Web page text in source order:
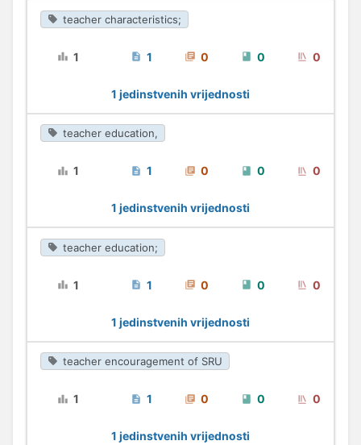
teacher characteristics;
1 1 0 0 0
1 jedinstvenih vrijednosti
teacher education,
1 1 0 0 0
1 jedinstvenih vrijednosti
teacher education;
1 1 0 0 0
1 jedinstvenih vrijednosti
teacher encouragement of SRU
1 1 0 0 0
1 jedinstvenih vrijednosti